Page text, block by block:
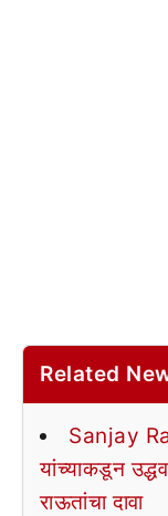
Related
Sanjay
यांच्याकडून
राऊतांचा दावा